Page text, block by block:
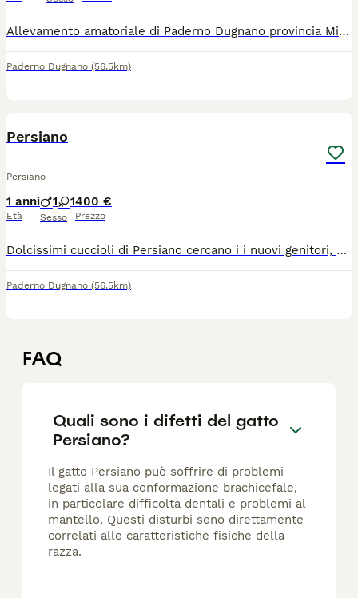
Allevamento amatoriale di Paderno Dugnano provincia Milano ha disponibile due maschietti uno esotico è uno persiano e una femminuccia persiana dolcissimi già con pedigree vaccini microchip x informazioni contattarci solo se interessati no perditempo
Paderno Dugnano (56.5km)
Persiano
Persiano
1 anni
Età
1 1
Sesso
400 €
Prezzo
Dolcissimi cuccioli di Persiano cercano i i nuovi genitori, per maggiori informazioni non esitate a contattarmi .
Paderno Dugnano (56.5km)
FAQ
Quali sono i difetti del gatto
Persiano?
Il gatto Persiano può soffrire di problemi
legati alla sua conformazione brachicefale,
in particolare difficoltà dentali e problemi al
mantello. Questi disturbi sono direttamente
correlati alle caratteristiche fisiche della
razza.